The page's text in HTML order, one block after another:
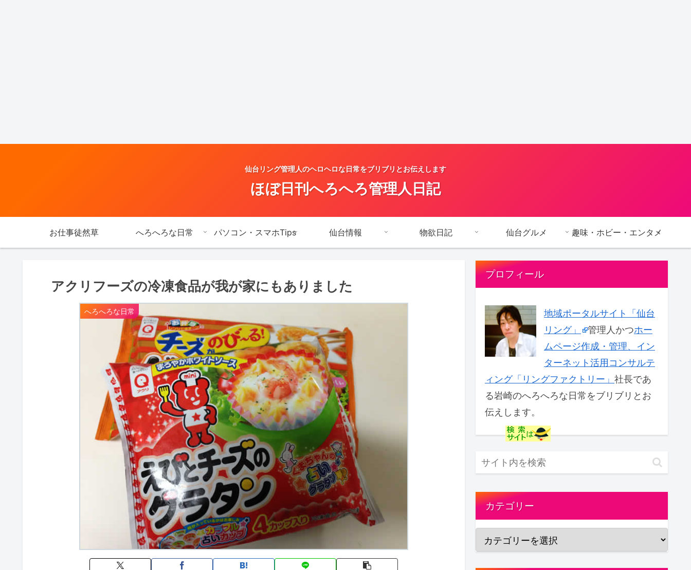
仙台リング管理人のヘロヘロな日常をブリブリとお伝えします
ほぼ日刊へろへろ管理人日記
お仕事徒然草 へろへろな日常 パソコン・スマホTips 仙台情報 物欲日記 仙台グルメ 趣味・ホビー・エンタメ
アクリフーズの冷凍食品が我が家にもありました
へろへろな日常
プロフィール
地域ポータルサイト「仙台
リング」
管理人かつホー
ムページ作成・管理、イン
ターネット活用コンサルテ
ィング「リングファクトリー」 社長であ
る岩崎のへろへろな日常をブリブリとお
伝えします。
カテゴリー